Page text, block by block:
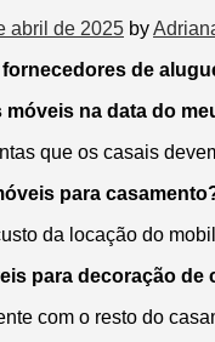
abril de 2025 by
de
na data do
que os casais
para
da locação do
para decoração
com o resto do